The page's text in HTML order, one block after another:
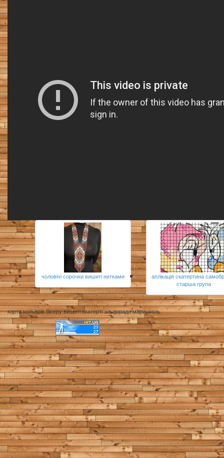
чоловічі сорочки вишиті нитками
аплікація скатертина
старша група
карта кольорів бісеру вишиті скатерті эльдорадо мариуполь